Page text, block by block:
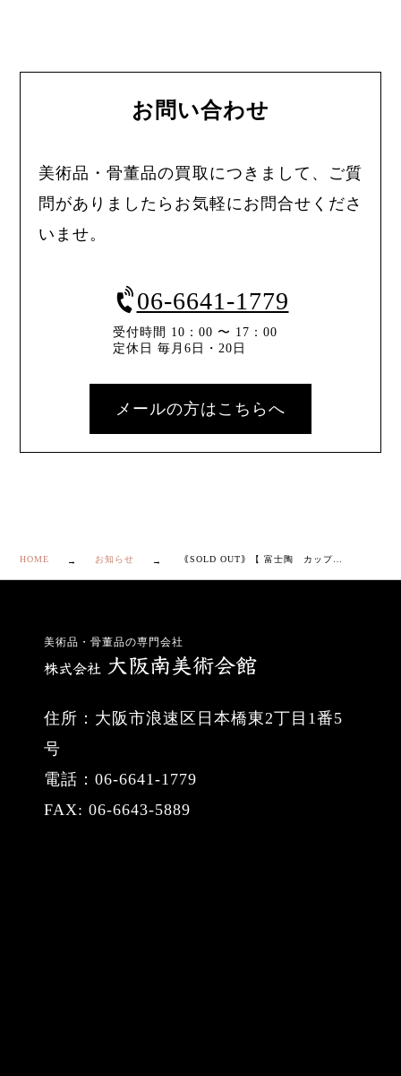
お問い合わせ
美術品・骨董品の買取につきまして、ご質
問がありましたらお気軽にお問合せくださ
いませ。
06-6641-1779
受付時間 10：00 〜 17：00
定休日 毎月6日・20日
メールの方はこちらへ
HOME お知らせ
美術品・骨董品の専門会社
住所：大阪市浪速区日本橋東2丁目1番5
号
電話：06-6641-1779
FAX: 06-6643-5889